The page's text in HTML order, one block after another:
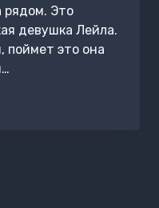
рядом. Это
девушка Лейла.
поймет это она